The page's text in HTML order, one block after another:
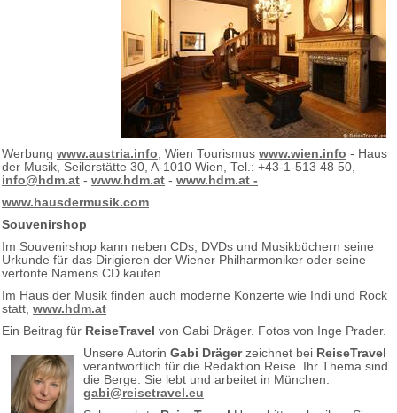
Werbung www.austria.info , Wien Tourismus www.wien.info - Haus
der Musik, Seilerstätte 30, A-1010 Wien, Tel.: +43-1-513 48 50,
info@hdm.at - www.hdm.at - www.hdm.at -
www.hausdermusik.com
Souvenirshop
Im Souvenirshop kann neben CDs, DVDs und Musikbüchern seine
Urkunde für das Dirigieren der Wiener Philharmoniker oder seine
vertonte Namens CD kaufen.
Im Haus der Musik finden auch moderne Konzerte wie Indi und Rock
statt, www.hdm.at
Ein Beitrag für ReiseTravel von Gabi Dräger. Fotos von Inge Prader.
Unsere Autorin Gabi Drägerzeichnet bei ReiseTravel
verantwortlich für die Redaktion Reise. Ihr Thema sind
die Berge. Sie lebt und arbeitet in München.
gabi@reisetravel.eu